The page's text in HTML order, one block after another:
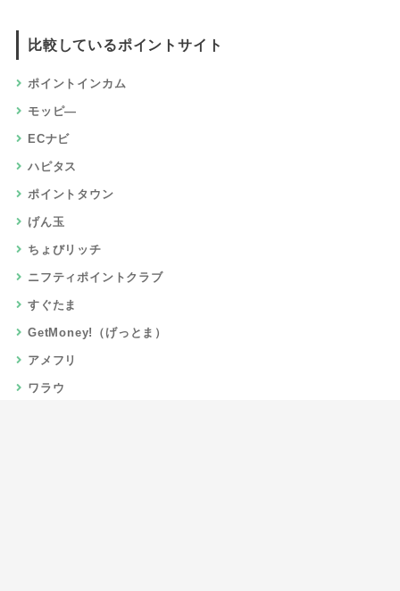
比較しているポイントサイト
ポイントインカム
モッピ―
ECナビ
ハピタス
ポイントタウン
げん玉
ちょびリッチ
ニフティポイントクラブ
すぐたま
GetMoney!（げっとま）
アメフリ
ワラウ